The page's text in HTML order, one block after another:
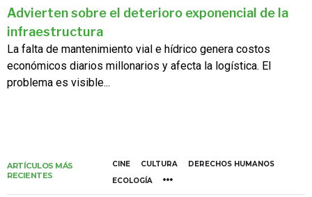
Advierten sobre el deterioro exponencial de la
infraestructura
La falta de mantenimiento vial e hídrico genera costos
económicos diarios millonarios y afecta la logística. El
problema es visible...
ARTÍCULOS MÁS
RECIENTES
CINE CULTURA
DERECHOS HUMANOS
ECOLOGÍA